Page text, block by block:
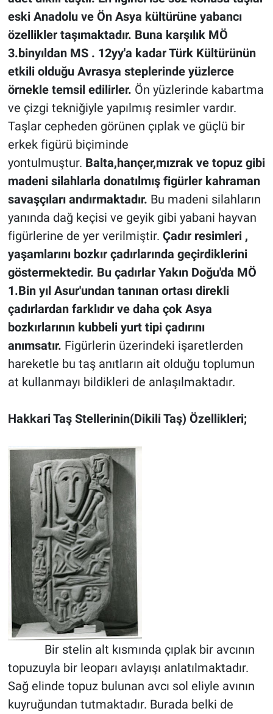
eski Anadolu ve Ön Asya kültürüne yabancı
özellikler taşımaktadır. Buna karşılık MÖ
3.binyıldan MS . 12yy'a kadar Türk Kültürünün
etkili olduğu Avrasya steplerinde yüzlerce
örnekle temsil edilirler. Ön yüzlerinde kabartma
ve çizgi tekniğiyle yapılmış resimler vardır.
Taşlar cepheden görünen çıplak ve güçlü bir
erkek figürü biçiminde
yontulmuştur. Balta,hançer,mızrak ve topuz gibi
madeni silahlarla donatılmış figürler kahraman
savaşçıları andırmaktadır. Bu madeni silahların
yanında dağ keçisi ve geyik gibi yabani hayvan
figürlerine de yer verilmiştir. Çadır resimleri ,
yaşamlarını bozkır çadırlarında geçirdiklerini
göstermektedir. Bu çadırlar Yakın Doğu'da MÖ
1.Bin yıl Asur'undan tanınan ortası direkli
çadırlardan farklıdır ve daha çok Asya
bozkırlarının kubbeli yurt tipi çadırını
anımsatır. Figürlerin üzerindeki işaretlerden
hareketle bu taş anıtların ait olduğu toplumun
at kullanmayı bildikleri de anlaşılmaktadır.
Hakkari Taş Stellerinin(Dikili Taş) Özellikleri;
Bir stelin alt kısmında çıplak bir avcının
topuzuyla bir leoparı avlayışı anlatılmaktadır.
Sağ elinde topuz bulunan avcı sol eliyle avının
kuyruğundan tutmaktadır. Burada belki de